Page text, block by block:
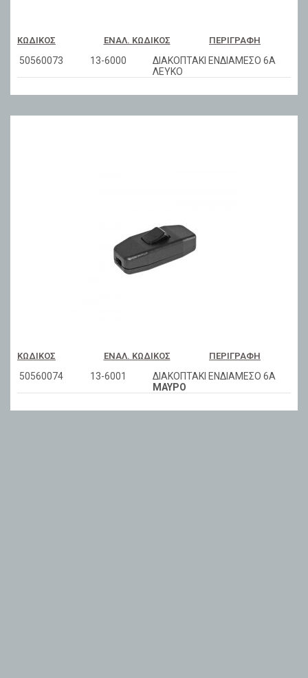
ΚΩΔΙΚΌΣ ΕΝΑΛ. ΚΩΔΙΚΌΣ ΠΕΡΙΓΡΑΦΉ
50560073 13-6000
ΔΙΑΚΟΠΤΑΚΙ ΕΝΔΙΑΜΕΣΟ 6A
ΛΕΥΚΟ
ΚΩΔΙΚΌΣ ΕΝΑΛ. ΚΩΔΙΚΌΣ ΠΕΡΙΓΡΑΦΉ
50560074 13-6001
ΔΙΑΚΟΠΤΑΚΙ ΕΝΔΙΑΜΕΣΟ 6A
ΜΑΥΡΟ